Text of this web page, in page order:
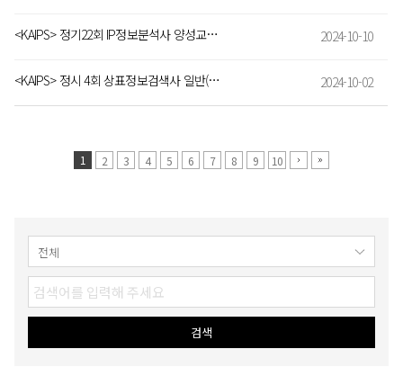
<KAIPS> 정기22회 IP정보분석사 양성교육 모집 안내(~10/25까지) 2024-10-10
<KAIPS> 정시 4회 상표정보검색사 일반(TIS GL) 시행 및 접수 안내 2024-10-02
1 2 3 4 5 6 7 8 9 10